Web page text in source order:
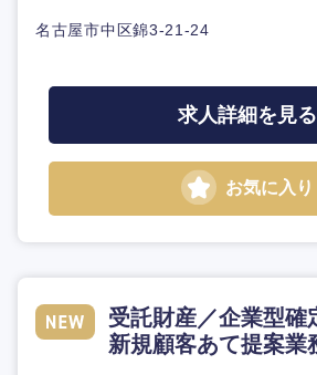
名古屋市中区錦3-21-24
求人詳細を見る
お気に入り
受託財産／企業型確
新規顧客あて提案業